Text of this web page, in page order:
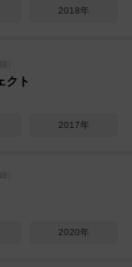
2018年
クト
2017年
2020年